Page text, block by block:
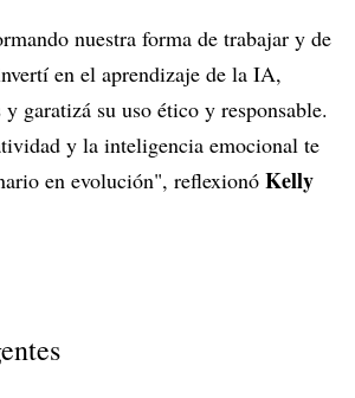
nuestra forma de trabajar y de
en el aprendizaje de la IA,
garatizá su uso ético y responsable.
y la inteligencia emocional te
en evolución", reflexionó Kelly